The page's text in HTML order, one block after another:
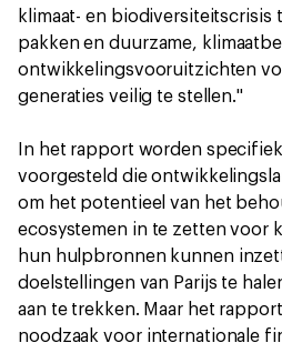
klimaat- en biodiversiteitscrisis
pakken en duurzame,
ontwikkelingsvooruitzichten
generaties veilig te stellen."
In het rapport worden
voorgesteld die
om het potentieel van het
ecosystemen in te zetten voor
hun hulpbronnen kunnen
doelstellingen van Parijs te
aan te trekken. Maar het
noodzaak voor internationale